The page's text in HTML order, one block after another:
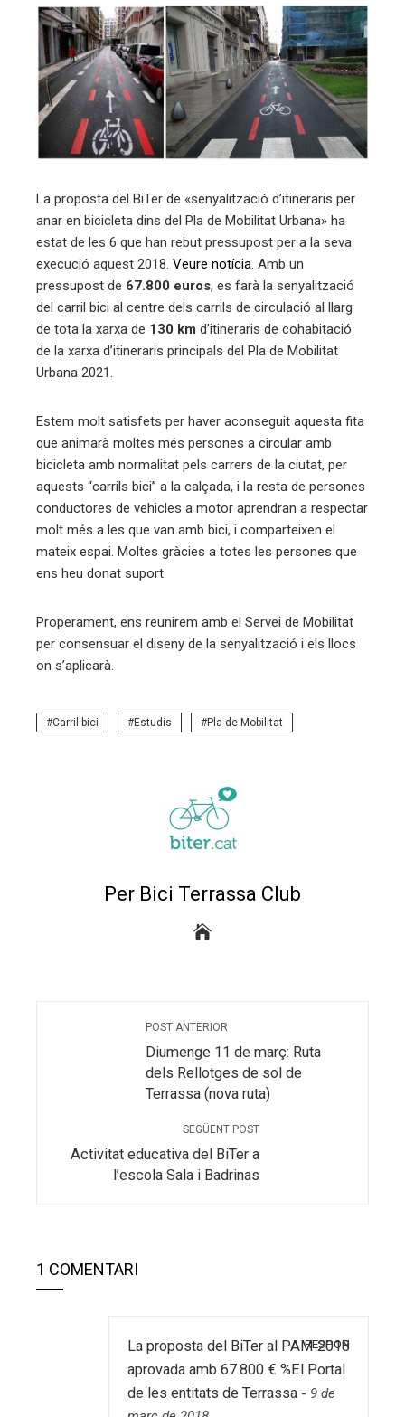
La proposta del BiTer de «senyalització d’itineraris per
anar en bicicleta dins del Pla de Mobilitat Urbana» ha
estat de les 6 que han rebut pressupost per a la seva
execució aquest 2018. Veure notícia. Amb un
pressupost de 67.800 euros, es farà la senyalització
del carril bici al centre dels carrils de circulació al llarg
de tota la xarxa de 130 km d’itineraris de cohabitació
de la xarxa d’itineraris principals del Pla de Mobilitat
Urbana 2021.
Estem molt satisfets per haver aconseguit aquesta fita
que animarà moltes més persones a circular amb
bicicleta amb normalitat pels carrers de la ciutat, per
aquests “carrils bici” a la calçada, i la resta de persones
conductores de vehicles a motor aprendran a respectar
molt més a les que van amb bici, i comparteixen el
mateix espai. Moltes gràcies a totes les persones que
ens heu donat suport.
Properament, ens reunirem amb el Servei de Mobilitat
per consensuar el diseny de la senyalització i els llocs
on s’aplicarà.
Carril bici Estudis Pla de Mobilitat
Per Bici Terrassa Club
POST ANTERIOR
Diumenge 11 de març: Ruta
dels Rellotges de sol de
Terrassa (nova ruta)
SEGÜENT POST
Activitat educativa del BiTer a
l’escola Sala i Badrinas
1 COMENTARI
La proposta del BiTer al PAM 2018
aprovada amb 67.800 € %El Portal
de les entitats de Terrassa - 9 de
RESPON